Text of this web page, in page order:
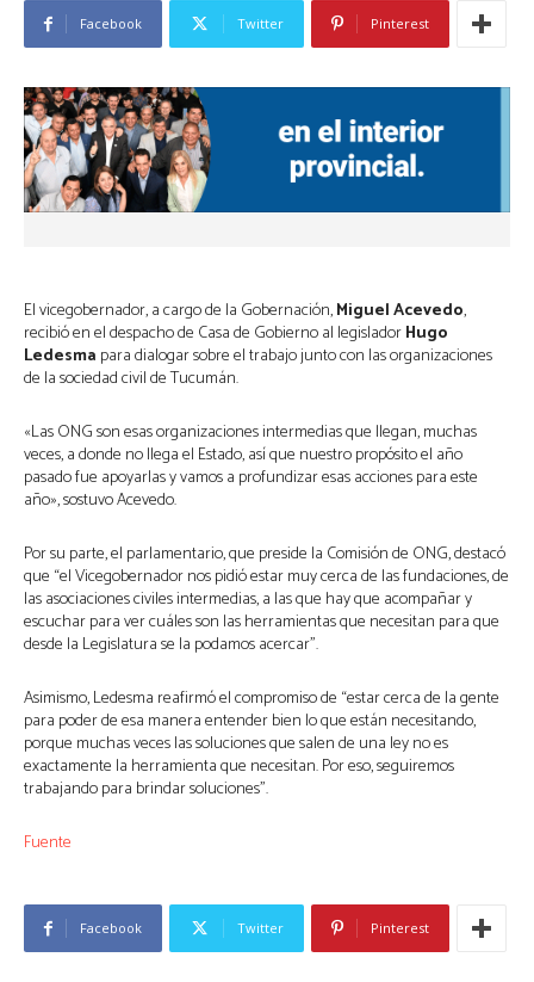
Facebook Twitter Pinterest
El vicegobernador, a cargo de la Gobernación,Miguel Acevedo,
recibió en el despacho de Casa de Gobierno al legisladorHugo
Ledesma para dialogar sobre el trabajo junto con las organizaciones
de la sociedad civil de Tucumán.
«Las ONG son esas organizaciones intermedias que llegan, muchas
veces, a donde no llega el Estado, así que nuestro propósito el año
pasado fue apoyarlas y vamos a profundizar esas acciones para este
año», sostuvo Acevedo.
Por su parte, el parlamentario, que preside la Comisión de ONG, destacó
que “el Vicegobernador nos pidió estar muy cerca de las fundaciones, de
las asociaciones civiles intermedias, a las que hay que acompañar y
escuchar para ver cuáles son las herramientas que necesitan para que
desde la Legislatura se la podamos acercar”.
Asimismo, Ledesma reafirmó el compromiso de “estar cerca de la gente
para poder de esa manera entender bien lo que están necesitando,
porque muchas veces las soluciones que salen de una ley no es
exactamente la herramienta que necesitan. Por eso, seguiremos
trabajando para brindar soluciones”.
Fuente
Facebook Twitter Pinterest